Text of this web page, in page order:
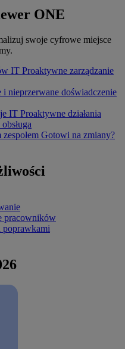
ONE
swoje cyfrowe miejsce
IT Proaktywne zarządzanie
i nieprzerwane doświadczenie
IT Proaktywne działania
Gotowi na zmiany?
pracowników
poprawkami